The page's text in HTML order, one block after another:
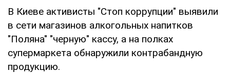
В Киеве активисты "Стоп коррупции" выявили
в сети магазинов алкогольных напитков
"Поляна" "черную" кассу, а на полках
супермаркета обнаружили контрабандную
продукцию.